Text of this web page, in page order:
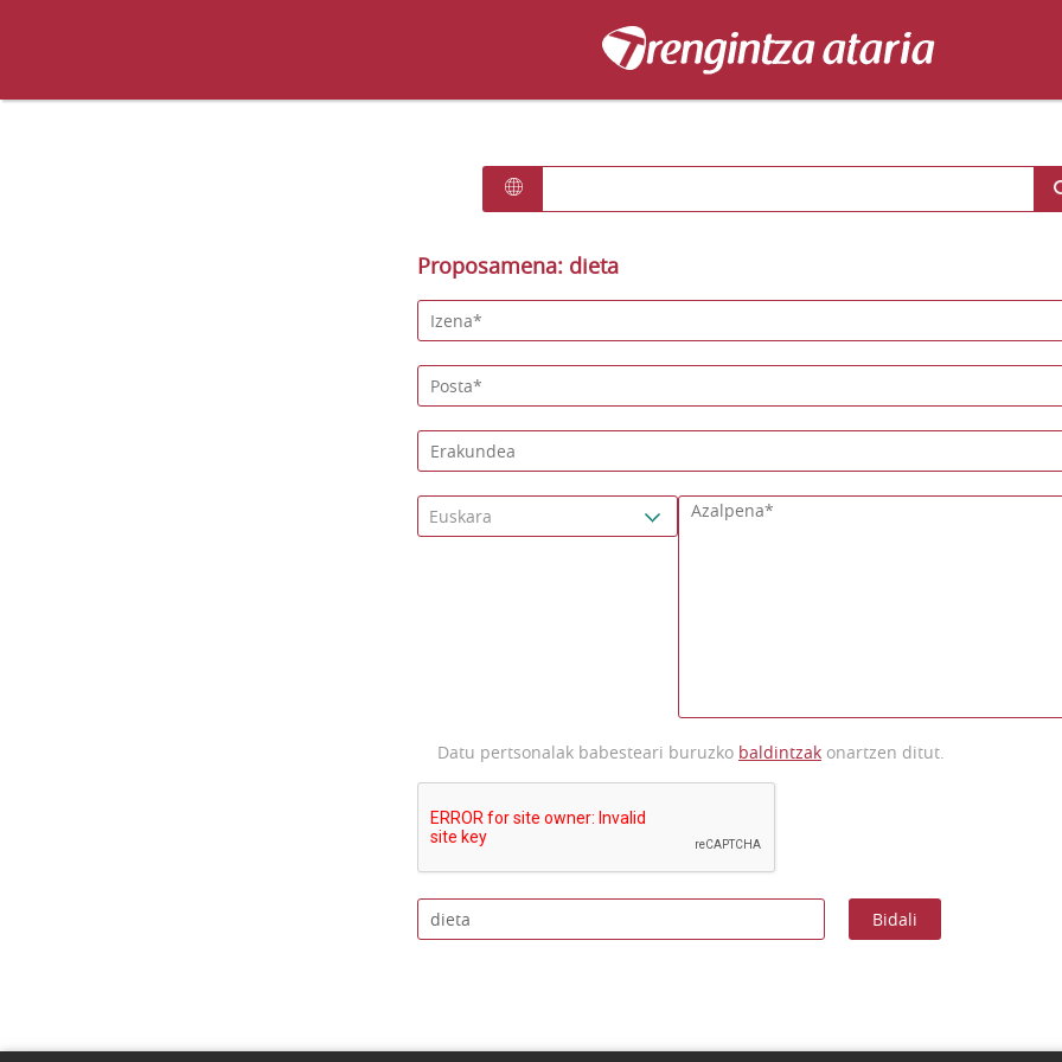
Proposamena: dieta
Datu pertsonalak babesteari buruzko baldintzak onartzen ditut.